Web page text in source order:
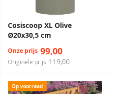
Cosiscoop XL Olive
Ø20x30,5 cm
Originele prijs 119,00
Onze prijs 99,00
Op voorraad